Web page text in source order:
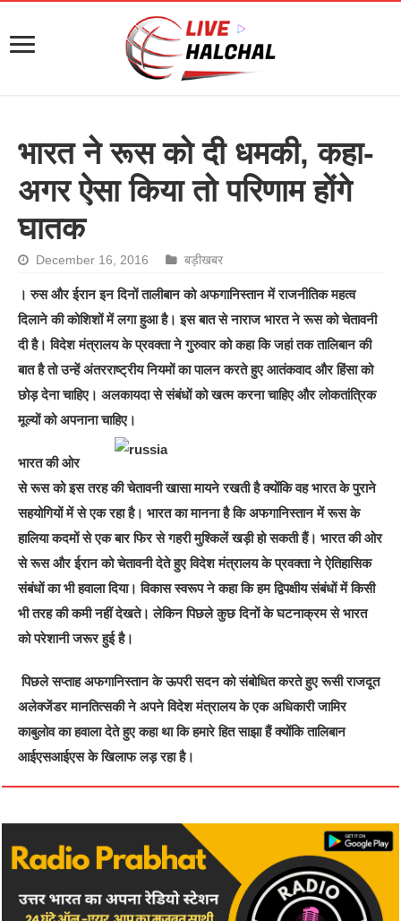
भारत ने रूस को दी धमकी, कहा-
अगर ऐसा किया तो परिणाम होंगे
घातक
December 16, 2016 बड़ीखबर
। रुस और ईरान इन दिनों तालीबान को अफगानिस्तान में राजनीतिक महत्व
दिलाने की कोशिशों में लगा हुआ है। इस बात से नाराज भारत ने रूस को चेतावनी
दी है। विदेश मंत्रालय के प्रवक्ता ने गुरुवार को कहा कि जहां तक तालिबान की
बात है तो उन्हें अंतरराष्ट्रीय नियमों का पालन करते हुए आतंकवाद और हिंसा को
छोड़ देना चाहिए। अलकायदा से संबंधों को खत्म करना चाहिए और लोकतांत्रिक
मूल्यों को अपनाना चाहिए।
भारत की ओर
से रूस को इस तरह की चेतावनी खासा मायने रखती है क्योंकि वह भारत के पुराने
सहयोगियों में से एक रहा है। भारत का मानना है कि अफगानिस्तान में रूस के
हालिया कदमों से एक बार फिर से गहरी मुश्किलें खड़ी हो सकती हैं। भारत की ओर
से रूस और ईरान को चेतावनी देते हुए विदेश मंत्रालय के प्रवक्ता ने ऐतिहासिक
संबंधों का भी हवाला दिया। विकास स्वरूप ने कहा कि हम द्विपक्षीय संबंधों में किसी
भी तरह की कमी नहीं देखते। लेकिन पिछले कुछ दिनों के घटनाक्रम से भारत
को परेशानी जरूर हुई है।
पिछले सप्ताह अफगानिस्तान के ऊपरी सदन को संबोधित करते हुए रूसी राजदूत
अलेक्जेंडर मानतित्सकी ने अपने विदेश मंत्रालय के एक अधिकारी जामिर
काबुलोव का हवाला देते हुए कहा था कि हमारे हित साझा हैं क्योंकि तालिबान
आईएसआईएस के खिलाफ लड़ रहा है।